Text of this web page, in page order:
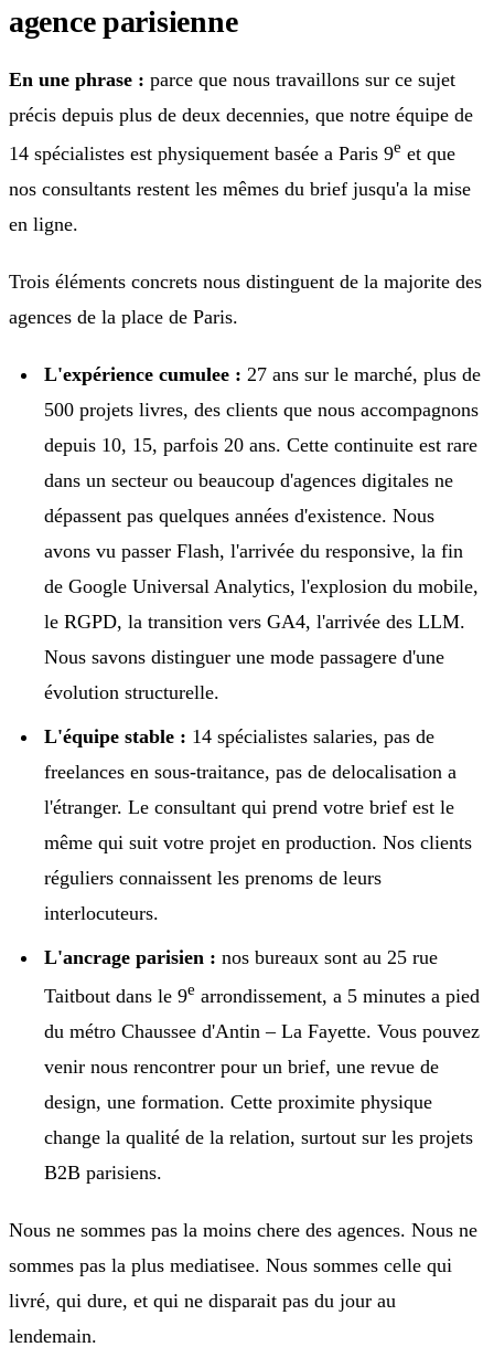
agence parisienne
En une phrase : parce que nous travaillons sur ce sujet
précis depuis plus de deux decennies, que notre équipe de
14 spécialistes est physiquement basée a Paris 9e et que
nos consultants restent les mêmes du brief jusqu'a la mise
en ligne.
Trois éléments concrets nous distinguent de la majorite des
agences de la place de Paris.
L'expérience cumulee : 27 ans sur le marché, plus de
500 projets livres, des clients que nous accompagnons
depuis 10, 15, parfois 20 ans. Cette continuite est rare
dans un secteur ou beaucoup d'agences digitales ne
dépassent pas quelques années d'existence. Nous
avons vu passer Flash, l'arrivée du responsive, la fin
de Google Universal Analytics, l'explosion du mobile,
le RGPD, la transition vers GA4, l'arrivée des LLM.
Nous savons distinguer une mode passagere d'une
évolution structurelle.
L'équipe stable : 14 spécialistes salaries, pas de
freelances en sous-traitance, pas de delocalisation a
l'étranger. Le consultant qui prend votre brief est le
même qui suit votre projet en production. Nos clients
réguliers connaissent les prenoms de leurs
interlocuteurs.
L'ancrage parisien : nos bureaux sont au 25 rue
Taitbout dans le 9e arrondissement, a 5 minutes a pied
du métro Chaussee d'Antin – La Fayette. Vous pouvez
venir nous rencontrer pour un brief, une revue de
design, une formation. Cette proximite physique
change la qualité de la relation, surtout sur les projets
B2B parisiens.
Nous ne sommes pas la moins chere des agences. Nous ne
sommes pas la plus mediatisee. Nous sommes celle qui
livré, qui dure, et qui ne disparait pas du jour au
lendemain.